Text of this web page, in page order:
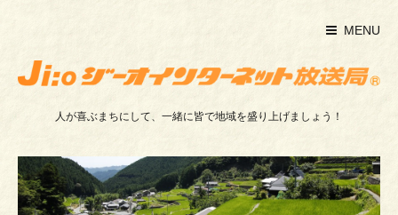
MENU
人が喜ぶまちにして、一緒に皆で地域を盛り上げましょう！